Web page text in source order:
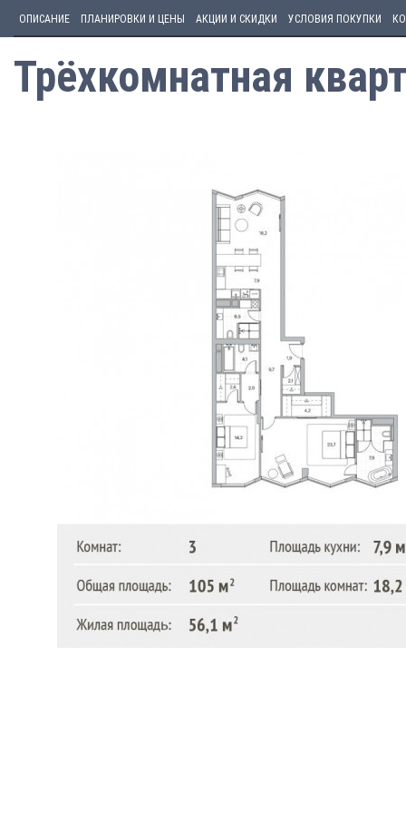
ОПИСАНИЕ ПЛАНИРОВКИ И ЦЕНЫ АКЦИИ И СКИДКИ УСЛОВИЯ ПОКУПКИ
Трёхкомнатная